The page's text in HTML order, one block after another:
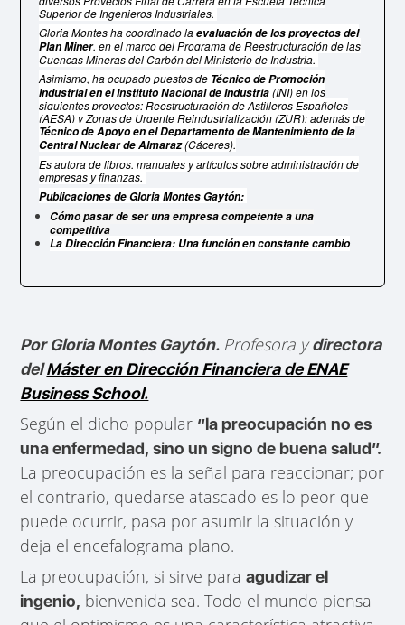
Superior de Ingenieros Industriales.
Gloria Montes ha coordinado laevaluación de los proyectos del
Plan Miner, en el marco del Programa de Reestructuración de las
Cuencas Mineras del Carbón del Ministerio de Industria.
Asimismo, ha ocupado puestos de Técnico de Promoción
Industrial en el Instituto Nacional de Industria(INI) en los
siguientes proyectos: Reestructuración de Astilleros Españoles
(AESA) y Zonas de Urgente Reindustrialización (ZUR); además de
Técnico de Apoyo en el Departamento de Mantenimiento de la
Central Nuclear de Almaraz(Cáceres).
Es autora de libros, manuales y artículos sobre administración de
empresas y finanzas.
Publicaciones de Gloria Montes Gaytón:
Cómo pasar de ser una empresa competente a una
competitiva
La Dirección Financiera: Una función en constante cambio
Por Gloria Montes Gaytón. Profesora ydirectora
delMáster en Dirección Financiera de ENAE
Business School.
Según el dicho popular “la preocupación no es
una enfermedad, sino un signo de buena salud”.
La preocupación es la señal para reaccionar; por
el contrario, quedarse atascado es lo peor que
puede ocurrir, pasa por asumir la situación y
deja el encefalograma plano.
La preocupación, si sirve paraagudizar el
ingenio, bienvenida sea. Todo el mundo piensa